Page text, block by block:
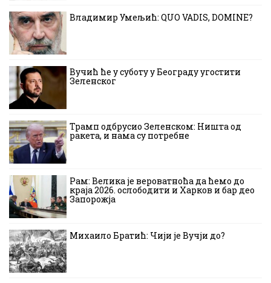
Владимир Умељић: QUO VADIS, DOMINE?
Вучић ће у суботу у Београду угостити
Зеленског
Трамп одбрусио Зеленском: Ништа од
ракета, и нама су потребне
Рам: Велика је вероватноћа да ћемо до
краја 2026. ослободити и Харков и бар део
Запорожја
Михаило Братић: Чији је Вучји до?